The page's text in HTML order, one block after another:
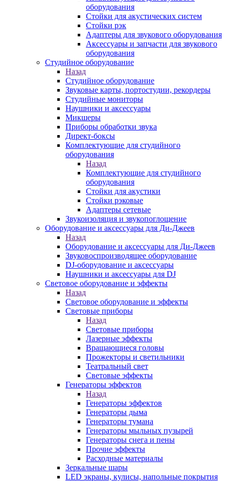
оборудования
Стойки для акустических систем
Стойки рэк
Адаптеры для звукового оборудования
Аксессуары и запчасти для звукового
оборудования
Студийное оборудование
Назад
Студийное оборудование
Звуковые карты, портостудии, рекордеры
Студийные мониторы
Наушники и аксессуары
Микшеры
Приборы обработки звука
Директ-боксы
Комплектующие для студийного
оборудования
Назад
Комплектующие для студийного
оборудования
Стойки для акустики
Стойки рэковые
Адаптеры сетевые
Звукоизоляция и звукопоглощение
Оборудование и аксессуары для Ди-Джеев
Назад
Оборудование и аксессуары для Ди-Джеев
Звуковоспроизводящее оборудование
DJ-оборудование и аксессуары
Наушники и аксессуары для DJ
Световое оборудование и эффекты
Назад
Световое оборудование и эффекты
Световые приборы
Назад
Световые приборы
Лазерные эффекты
Вращающиеся головы
Прожекторы и светильники
Театральный свет
Световые эффекты
Генераторы эффектов
Назад
Генераторы эффектов
Генераторы дыма
Генераторы тумана
Генераторы мыльных пузырей
Генераторы снега и пены
Прочие эффекты
Расходные материалы
Зеркальные шары
LED экраны, кулисы, напольные покрытия